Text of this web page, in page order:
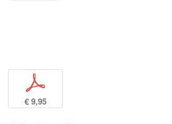
p
€ 9,95